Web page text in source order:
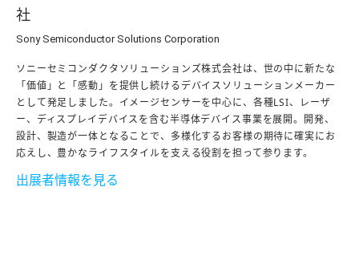
社
Sony Semiconductor Solutions Corporation
ソニーセミコンダクタソリューションズ株式会社は、世の中に新たな
「価値」と「感動」を提供し続けるデバイスソリューションメーカー
として発足しました。イメージセンサーを中心に、各種LSI、レーザ
ー、ディスプレイデバイスを含む半導体デバイス事業を展開。開発、
設計、製造が一体となることで、多様化するお客様の期待に確実にお
応えし、豊かなライフスタイルを支える役割を担って参ります。
出展者情報を見る